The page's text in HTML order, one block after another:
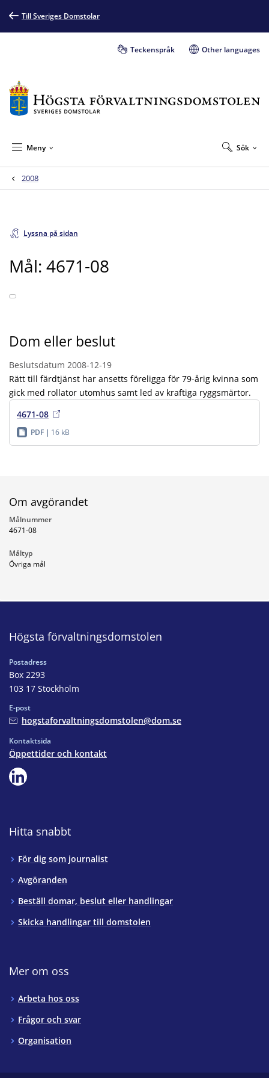
Till Sveriges Domstolar
Teckenspråk Other languages
Sök
Meny
2008
Lyssna på sidan
Mål: 4671-08
Dom eller beslut
Beslutsdatum 2008-12-19
Rätt till färdtjänst har ansetts föreligga för 79-årig kvinna som
gick med rollator utomhus samt led av kraftiga ryggsmärtor.
4671-08
PDF 16 kB
Om avgörandet
Målnummer
4671-08
Måltyp
Övriga mål
Högsta förvaltningsdomstolen
Postadress
Box 2293
103 17 Stockholm
E-post
hogstaforvaltningsdomstolen@dom.se
Kontaktsida
Öppettider och kontakt
Hitta snabbt
För dig som journalist
Avgöranden
Beställ domar, beslut eller handlingar
Skicka handlingar till domstolen
Mer om oss
Arbeta hos oss
Frågor och svar
Organisation